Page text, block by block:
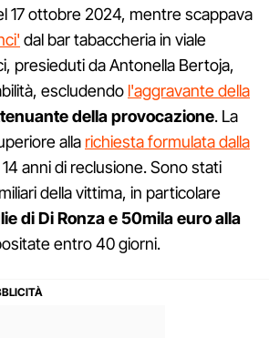
17 ottobre 2024, mentre scappava
dal bar tabaccheria in viale
presieduti da Antonella Bertoja,
escludendo l'aggravante della
della provocazione. La
alla richiesta formulata dalla
anni di reclusione. Sono stati
della vittima, in particolare
di Di Ronza e 50mila euro alla
entro 40 giorni.